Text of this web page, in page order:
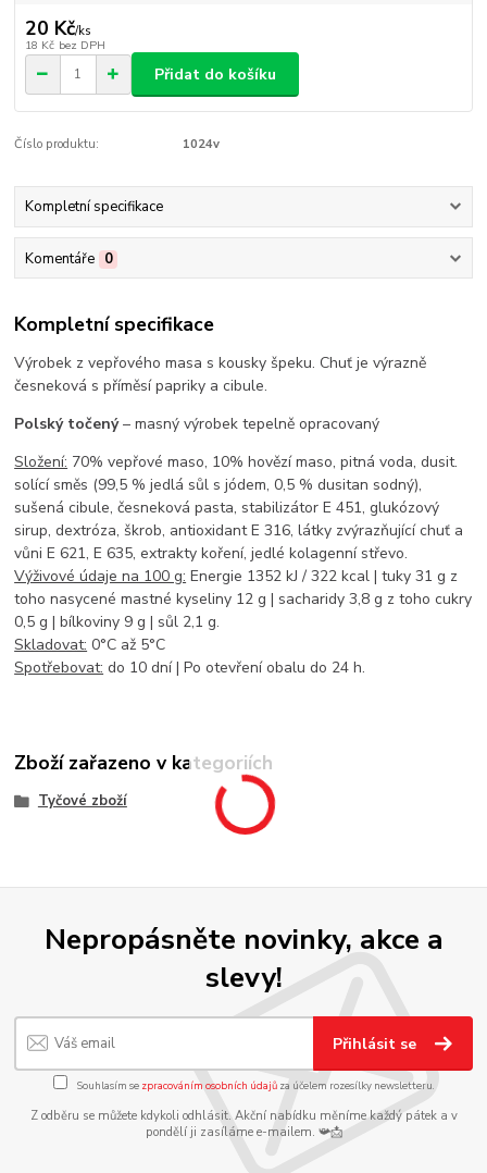
20 Kč/ks
18 Kč bez DPH
Přidat do košíku
Číslo produktu: 1024v
Kompletní specifikace
Komentáře 0
Kompletní specifikace
Výrobek z vepřového masa s kousky špeku. Chuť je výrazně
česneková s příměsí papriky a cibule.
Polský točený– masný výrobek tepelně opracovaný
Složení: 70% vepřové maso, 10% hovězí maso, pitná voda, dusit.
solící směs (99,5 % jedlá sůl s jódem, 0,5 % dusitan sodný),
sušená cibule, česneková pasta, stabilizátor E 451, glukózový
sirup, dextróza, škrob, antioxidant E 316, látky zvýrazňující chuť a
vůni E 621, E 635, extrakty koření, jedlé kolagenní střevo.
Výživové údaje na 100 g: Energie 1352 kJ / 322 kcal | tuky 31 g z
toho nasycené mastné kyseliny 12 g | sacharidy 3,8 g z toho cukry
0,5 g | bílkoviny 9 g | sůl 2,1 g.
Skladovat: 0°C až 5°C
Spotřebovat: do 10 dní | Po otevření obalu do 24 h.
Zboží zařazeno v kategoriích
Tyčové zboží
Nepropásněte novinky, akce a
slevy!
Přihlásit se
Souhlasím se zpracováním osobních údajůza účelem rozesílky newsletteru.
Z odběru se můžete kdykoli odhlásit. Akční nabídku měníme každý pátek a v
pondělí ji zasíláme e-mailem. 📯📩